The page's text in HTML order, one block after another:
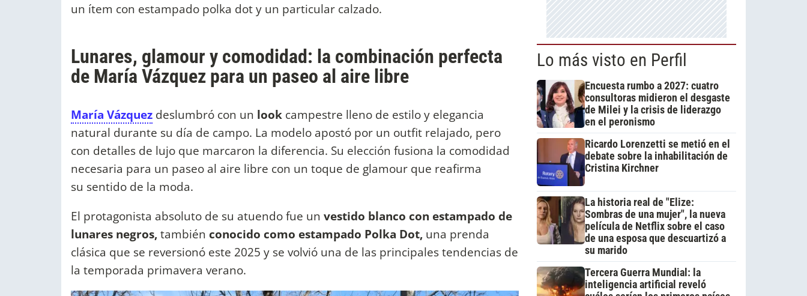
un ítem con estampado polka dot y un particular calzado.
Lunares, glamour y comodidad: la combinación perfecta
de María Vázquez para un paseo al aire libre
María Vázquez deslumbró con un look campestre lleno de estilo y elegancia
natural durante su día de campo. La modelo apostó por un outfit relajado, pero
con detalles de lujo que marcaron la diferencia. Su elección fusiona la comodidad
necesaria para un paseo al aire libre con un toque de glamour que reafirma
su sentido de la moda.
El protagonista absoluto de su atuendo fue un vestido blanco con estampado de
lunares negros,también conocido como estampado Polka Dot, una prenda
clásica que se reversionó este 2025 y se volvió una de las principales tendencias de
la temporada primavera verano.
Lo más visto en Perfil
Encuesta rumbo a 2027: cuatro
consultoras midieron el desgaste
de Milei y la crisis de liderazgo
en el peronismo
Ricardo Lorenzetti se metió en el
debate sobre la inhabilitación de
Cristina Kirchner
La historia real de "Elize:
Sombras de una mujer", la nueva
película de Netflix sobre el caso
de una esposa que descuartizó a
su marido
Tercera Guerra Mundial: la
inteligencia artificial reveló